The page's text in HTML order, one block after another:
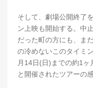
そして、劇場公開終了
ン上映も開始する。中
だった町の方にも、ま
の冷めないこのタイミ
月14日(日)までの約1
と開催されたツアーの